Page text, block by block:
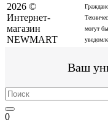
могут
2026 ©
Интернет-
магазин
NEWMART
Ваш
0